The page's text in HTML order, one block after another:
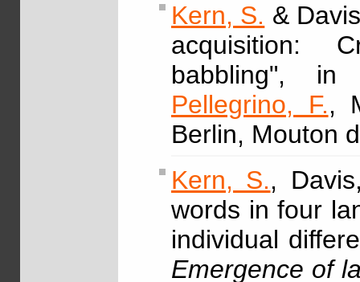
Kern, S. &
acquisition:
babbling",
Pellegrino, F.,
Berlin, Mouton
Kern, S.,
words in four
individual
Emergence of